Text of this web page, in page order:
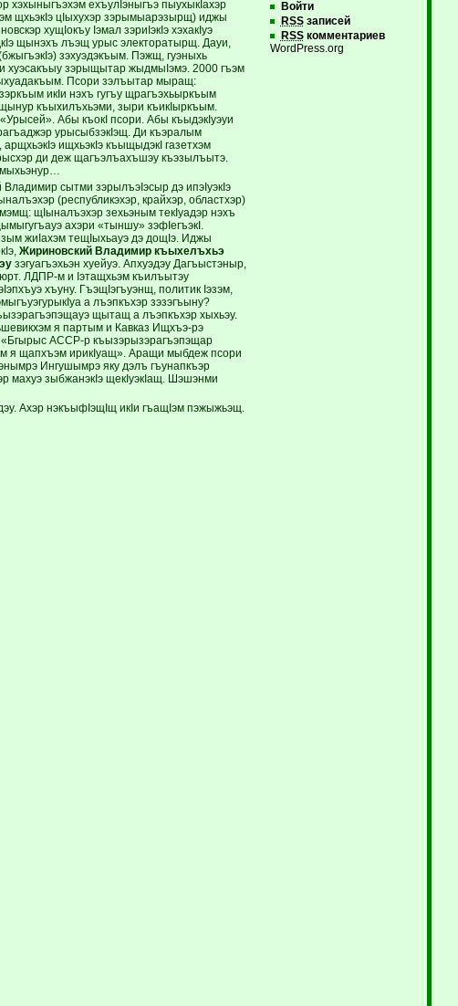
хэхыныгъэхэм ехъулIэныгъэ пыухыкIахэр
щхьэкIэ цIыхухэр зэрымыарэзырщ) иджы
хущIокъу Iэмал зэриIэкIэ хэхакIуэ
щынэхъ лъэщ урыс электоратырщ. Дауи,
зэхуэдэкъым. Пэжщ, гуэныхь
хуэсакъыу зэрыщытар жыдмыIэмэ. 2000 гъэм
Псори зэлъытар мыращ:
икIи нэхъ гугъу щрагъэхьыркъым
къыхилъхьэми, зыри къикIыркъым.
Абы къокI псори. Абы къыдэкIуэуи
урысыбзэкIэщ. Ди къэралым
ищхьэкIэ къыщыдэкI газетхэм
ди деж щагъэлъахъшэу къэзылъытэ.
сытми зэрылъэIэсыр дэ ипэIуэкIэ
(республикэхэр, крайхэр, областхэр)
щIыналъэхэр зехьэным текIуадэр нэхъ
ахэри «тыншу» зэфIегъэкI.
жиIахэм тещIыхьауэ дэ дощIэ. Иджы
Жириновский Владимир къыхелъхьэ
зэгуагъэхьэн хуейуэ. Апхуэдэу Дагъыстэныр,
ЛДПР-м и Iэтащхьэм къилъытэу
хъуну. ГъэщIэгъуэнщ, политик Iэзэм,
а лъэпкъхэр зэзэгъыну?
щытащ а лъэпкъхэр хыхьэу.
я партым и Кавказ Ищхъэ-рэ
«Бгырыс АССР-р къызэрызэрагъэпэщар
я щапхъэм ирикIуащ». Аращи мыбдеж псори
Ингушымрэ яку дэлъ гъунапкъэр
махуэ зыбжанэкIэ щекIуэкIащ. Шэшэнми
Ахэр нэкъыфIэщIщ икIи гъащIэм пэжыжьэщ.
Войти
RSSзаписей
RSSкомментариев
WordPress.org